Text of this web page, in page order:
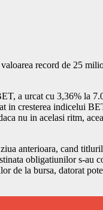
record de 25
a urcat cu 3,36% la
in cresterea indicelui
nu in acelasi ritm,
anterioara, cand
obligatiunilor s-au
de la bursa, datorat